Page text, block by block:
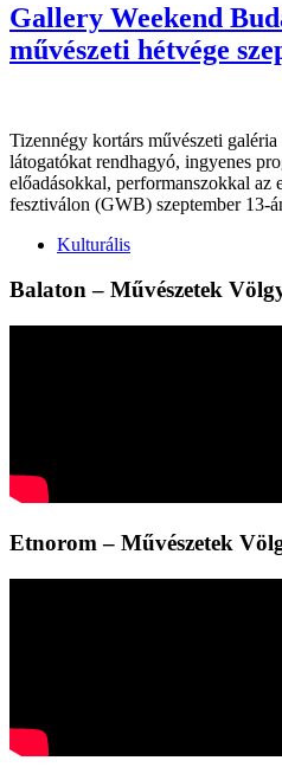
Gallery Weekend
művészeti hétvége
Tizennégy kortárs művészeti
látogatókat rendhagyó, ingyenes
előadásokkal, performanszokkal az
fesztiválon (GWB) szeptember 13-
Kulturális
Balaton – Művészetek
Etnorom – Művészetek